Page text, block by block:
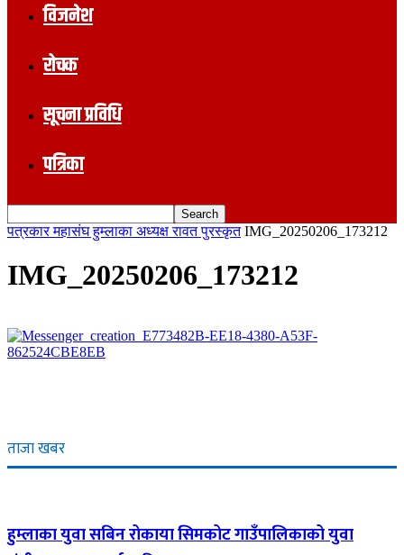
विजनेश
रोचक
सूचना प्रविधि
पत्रिका
पत्रकार महासंघ हुम्लाका अध्यक्ष रावत पुरस्कृत IMG_20250206_173212
IMG_20250206_173212
ताजा खबर
हुम्लाका युवा सबिन रोकाया सिमकोट गाउँपालिकाको युवा